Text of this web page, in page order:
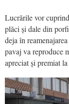
Lucrările vor
plăci și dale din
deja în
pavaj va reproduce
apreciat și premiat
Video
Player